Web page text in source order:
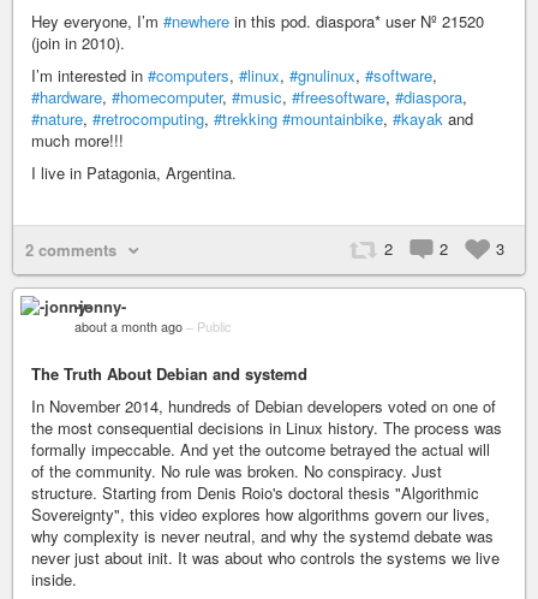
Hey everyone, I’m #newhere in this pod. diaspora* user Nº 21520
(join in 2010).
I’m interested in #computers, #linux, #gnulinux, #software,
#hardware, #homecomputer, #music, #freesoftware, #diaspora,
#nature, #retrocomputing, #trekking #mountainbike, #kayak and
much more!!!
I live in Patagonia, Argentina.
2 2 3
2 comments
-jonny-
about a month ago – Public
The Truth About Debian and systemd
In November 2014, hundreds of Debian developers voted on one of
the most consequential decisions in Linux history. The process was
formally impeccable. And yet the outcome betrayed the actual will
of the community. No rule was broken. No conspiracy. Just
structure. Starting from Denis Roio's doctoral thesis "Algorithmic
Sovereignty", this video explores how algorithms govern our lives,
why complexity is never neutral, and why the systemd debate was
never just about init. It was about who controls the systems we live
inside.